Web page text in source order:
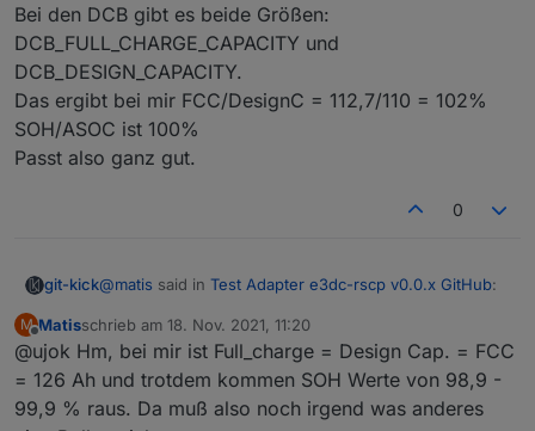
Bei den DCB gibt es beide Größen:
DCB_FULL_CHARGE_CAPACITY und
DCB_DESIGN_CAPACITY.
Das ergibt bei mir FCC/DesignC = 112,7/110 = 102%
SOH/ASOC ist 100%
Passt also ganz gut.
0
git-kick@matis said in Test Adapter e3dc-rscp v0.0.x GitHub:
Und SOH ist in so fern sehr wichtig, da es das
Garanitiekriterium (>80% in 10 Jahren) ist.
Die ursprüngliche Kapazität haben wir ja, doch wo
ist die rated Capacity?
Kennst du die spezifizierte Nennspannung? Ich frage,
weil die SPECIFIED_CAPACITY in [Wh] angegeben ist,
M
Offline
Matisschrieb am 18. Nov. 2021, 11:20
zuletzt editiert von
@ujok Hm, bei mir ist Full_charge = Design Cap. = FCC
= 126 Ah und trotdem kommen SOH Werte von 98,9 -
99,9 % raus. Da muß also noch irgend was anderes